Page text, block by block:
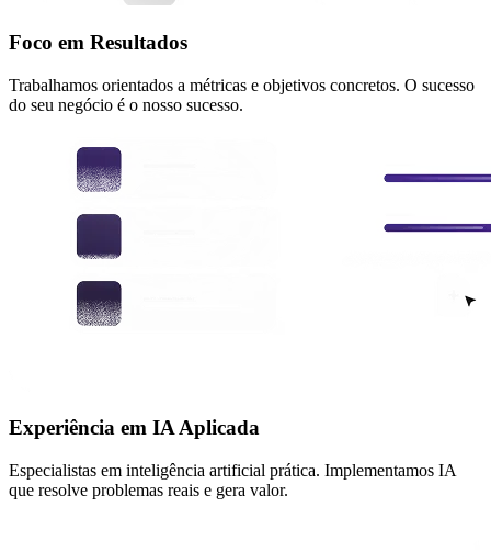
Foco em Resultados
Trabalhamos orientados a métricas e objetivos concretos. O sucesso
do seu negócio é o nosso sucesso.
Experiência em IA Aplicada
Especialistas em inteligência artificial prática. Implementamos IA
que resolve problemas reais e gera valor.